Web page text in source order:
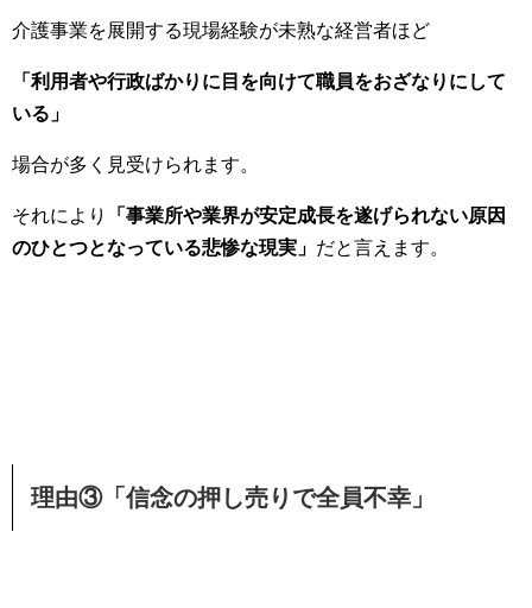
介護事業を展開する現場経験が未熟な経営者ほど
「利用者や行政ばかりに目を向けて職員をおざなりにして
いる」
場合が多く見受けられます。
それにより
「事業所や業界が安定成長を遂げられない原因
のひとつとなっている悲惨な現実」 だと言えます。
理由③「信念の押し売りで全員不幸」